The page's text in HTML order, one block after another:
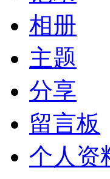
相册
主题
分享
留言板
个人资